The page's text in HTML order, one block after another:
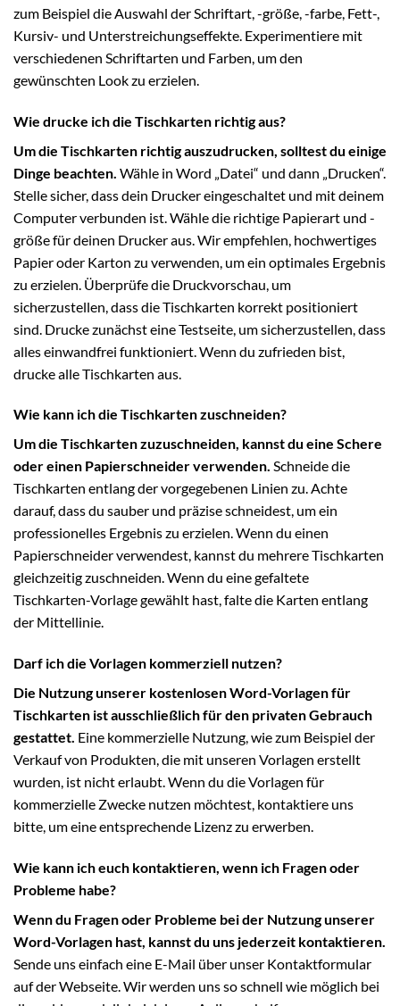
zum Beispiel die Auswahl der Schriftart, -größe, -farbe, Fett-,
Kursiv- und Unterstreichungseffekte. Experimentiere mit
verschiedenen Schriftarten und Farben, um den
gewünschten Look zu erzielen.
Wie drucke ich die Tischkarten richtig aus?
Um die Tischkarten richtig auszudrucken, solltest du einige
Dinge beachten. Wähle in Word „Datei“ und dann „Drucken“.
Stelle sicher, dass dein Drucker eingeschaltet und mit deinem
Computer verbunden ist. Wähle die richtige Papierart und -
größe für deinen Drucker aus. Wir empfehlen, hochwertiges
Papier oder Karton zu verwenden, um ein optimales Ergebnis
zu erzielen. Überprüfe die Druckvorschau, um
sicherzustellen, dass die Tischkarten korrekt positioniert
sind. Drucke zunächst eine Testseite, um sicherzustellen, dass
alles einwandfrei funktioniert. Wenn du zufrieden bist,
drucke alle Tischkarten aus.
Wie kann ich die Tischkarten zuschneiden?
Um die Tischkarten zuzuschneiden, kannst du eine Schere
oder einen Papierschneider verwenden. Schneide die
Tischkarten entlang der vorgegebenen Linien zu. Achte
darauf, dass du sauber und präzise schneidest, um ein
professionelles Ergebnis zu erzielen. Wenn du einen
Papierschneider verwendest, kannst du mehrere Tischkarten
gleichzeitig zuschneiden. Wenn du eine gefaltete
Tischkarten-Vorlage gewählt hast, falte die Karten entlang
der Mittellinie.
Darf ich die Vorlagen kommerziell nutzen?
Die Nutzung unserer kostenlosen Word-Vorlagen für
Tischkarten ist ausschließlich für den privaten Gebrauch
gestattet. Eine kommerzielle Nutzung, wie zum Beispiel der
Verkauf von Produkten, die mit unseren Vorlagen erstellt
wurden, ist nicht erlaubt. Wenn du die Vorlagen für
kommerzielle Zwecke nutzen möchtest, kontaktiere uns
bitte, um eine entsprechende Lizenz zu erwerben.
Wie kann ich euch kontaktieren, wenn ich Fragen oder
Probleme habe?
Wenn du Fragen oder Probleme bei der Nutzung unserer
Word-Vorlagen hast, kannst du uns jederzeit kontaktieren.
Sende uns einfach eine E-Mail über unser Kontaktformular
auf der Webseite. Wir werden uns so schnell wie möglich bei